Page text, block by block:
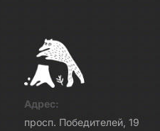
Адрес:
просп. Победителей, 19